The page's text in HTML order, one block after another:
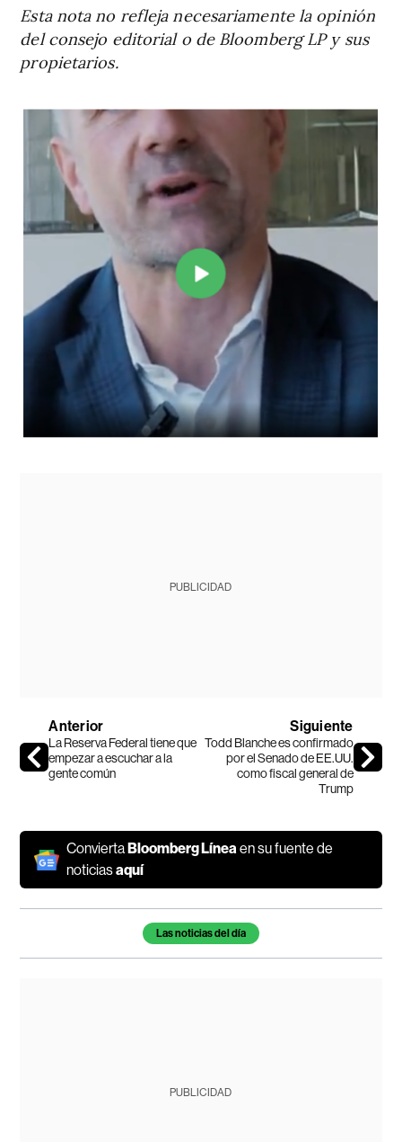
Esta nota no refleja necesariamente la opinión
del consejo editorial o de Bloomberg LP y sus
propietarios.
PUBLICIDAD
Anterior
La Reserva Federal tiene que
empezar a escuchar a la
gente común
Siguiente
Todd Blanche es confirmado
por el Senado de EE.UU.
como fiscal general de
Trump
Convierta Bloomberg Líneaen su fuente de
noticiasaquí
Temas de este artículoLas noticias del día
PUBLICIDAD